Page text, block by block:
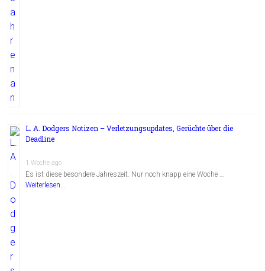
L. A. Dodgers Notizen – Verletzungsupdates, Gerüchte über die
Deadline
1 Woche ago
Es ist diese besondere Jahreszeit. Nur noch knapp eine Woche …
Weiterlesen...